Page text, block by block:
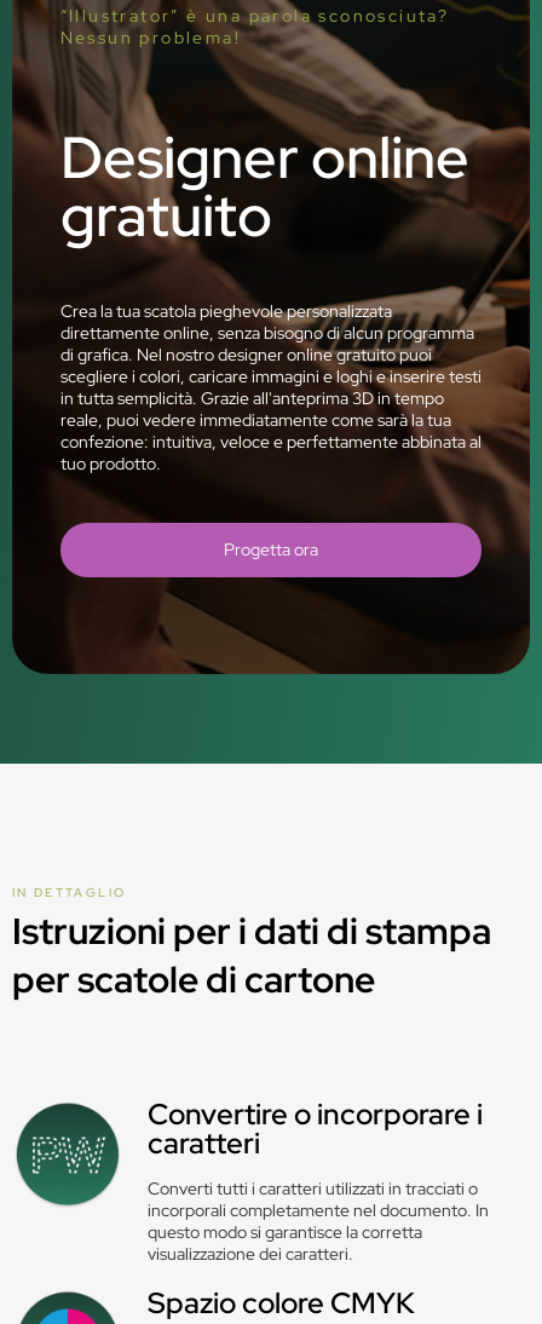
“Illustrator” è una parola sconosciuta?
Nessun problema!
Designer online
gratuito
Crea la tua scatola pieghevole personalizzata
direttamente online, senza bisogno di alcun programma
di grafica. Nel nostro designer online gratuito puoi
scegliere i colori, caricare immagini e loghi e inserire testi
in tutta semplicità. Grazie all'anteprima 3D in tempo
reale, puoi vedere immediatamente come sarà la tua
confezione: intuitiva, veloce e perfettamente abbinata al
tuo prodotto.
Progetta ora
IN DETTAGLIO
Istruzioni per i dati di stampa
per scatole di cartone
Convertire o incorporare i
caratteri
Converti tutti i caratteri utilizzati in tracciati o
incorporali completamente nel documento. In
questo modo si garantisce la corretta
visualizzazione dei caratteri.
Spazio colore CMYK